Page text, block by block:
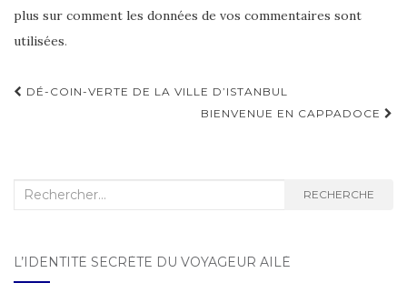
plus sur comment les données de vos commentaires sont
utilisées.
Navigation d'article
DÉ-COIN-VERTE DE LA VILLE D’ISTANBUL
BIENVENUE EN CAPPADOCE
Recherche : RECHERCHE
L’IDENTITÉ SECRÈTE DU VOYAGEUR AILÉ